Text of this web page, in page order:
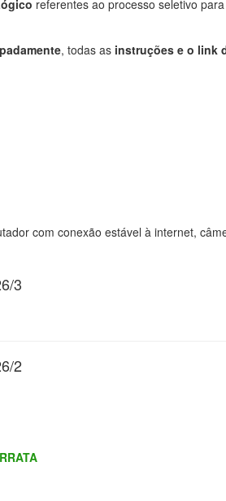
referentes ao processo seletivo
, todas as instruções e o link
com conexão estável à internet,
3
2